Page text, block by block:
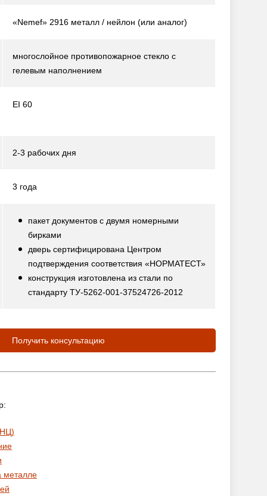
«Nemef» 2916 металл / нейлон (или аналог)
многослойное противопожарное стекло с
гелевым наполнением
EI 60
2-3 рабочих дня
3 года
пакет документов с двумя номерными
бирками
дверь сертифицирована Центром
подтверждения соответствия «НОРМАТЕСТ»
конструкция изготовлена из стали по
стандарту ТУ-5262-001-37524726-2012
Получить консультацию
металле